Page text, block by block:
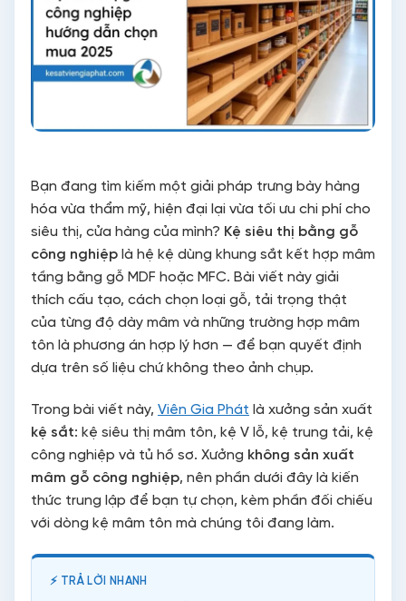
Bạn đang tìm kiếm một giải pháp trưng bày hàng
hóa vừa thẩm mỹ, hiện đại lại vừa tối ưu chi phí cho
siêu thị, cửa hàng của mình? Kệ siêu thị bằng gỗ
công nghiệp là hệ kệ dùng khung sắt kết hợp mâm
tầng bằng gỗ MDF hoặc MFC. Bài viết này giải
thích cấu tạo, cách chọn loại gỗ, tải trọng thật
của từng độ dày mâm và những trường hợp mâm
tôn là phương án hợp lý hơn — để bạn quyết định
dựa trên số liệu chứ không theo ảnh chụp.
Trong bài viết này, Viên Gia Phát là xưởng sản xuất
kệ sắt: kệ siêu thị mâm tôn, kệ V lỗ, kệ trung tải, kệ
công nghiệp và tủ hồ sơ. Xưởng không sản xuất
mâm gỗ công nghiệp, nên phần dưới đây là kiến
thức trung lập để bạn tự chọn, kèm phần đối chiếu
với dòng kệ mâm tôn mà chúng tôi đang làm.